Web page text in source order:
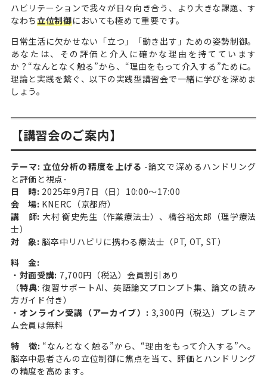
ハビリテーションで我々が日々向き合う、より大きな課題、す
なわち立位制御においても極めて重要です。
日常生活に欠かせない「立つ」「動き出す」ための姿勢制御。
あなたは、その評価と介入に確かな理由を持てています
か？“なんとなく触る”から、“理由をもって介入する”ために。
理論と実践を繋ぐ、以下の実践型講習会で一緒に学びを深めま
しょう。
【講習会のご案内】
テーマ: 立位分析の精度を上げる -論文で深めるハンドリング
と評価と視点-
日 時: 2025年9月7日（日）10:00〜17:00
会 場: KNERC（京都府）
講 師: 大村 衡史先生（作業療法士）、橋谷裕太郎（理学療法
士）
対 象: 脳卒中リハビリに携わる療法士（PT, OT, ST）
料 金:
・ 対面受講: 7,700円（税込） 会員割引あり
（特典: 復習サポートAI、英語論文プロンプト集、論文の読み
方ガイド付き）
・オンライン受講（アーカイブ）: 3,300円（税込） プレミア
ム会員は無料
特 徴: “なんとなく触る”から、“理由をもって介入する”へ。
脳卒中患者さんの立位制御に焦点を当て、評価とハンドリング
の精度を高めます。